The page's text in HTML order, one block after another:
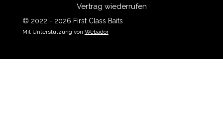
a
r
e
b
o
o
t
s
T
Vertrag wiederrufen
© 2022 - 2026 First Class Baits
Mit Unterstützung von Webador